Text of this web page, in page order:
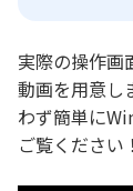
実際の操作画
動画を用意し
わず簡単に
ご覧ください！